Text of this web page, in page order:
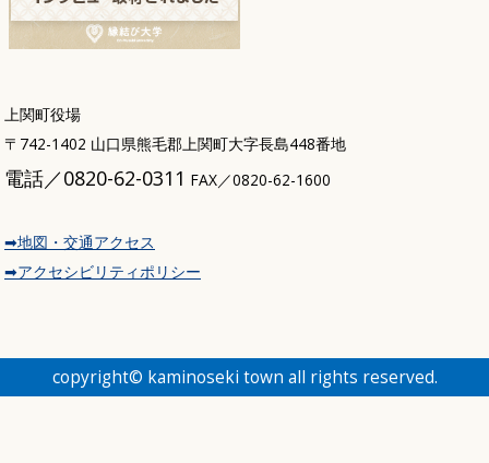
上関町役場
〒742-1402 山口県熊毛郡上関町大字長島448番地
電話／0820-62-0311 FAX／0820-62-1600
➡地図・交通アクセス
➡アクセシビリティポリシー
copyright© kaminoseki town all rights reserved.